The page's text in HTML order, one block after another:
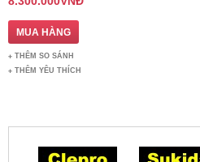
THÊM SO SÁNH
THÊM YÊU THÍCH